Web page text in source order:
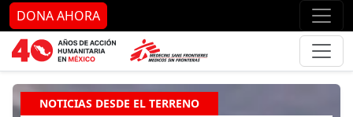
Ir al contenido principal Ir
DONA AHORA
NOTICIAS DESDE EL TERRENO